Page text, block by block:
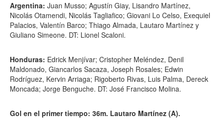
Argentina: Juan Musso; Agustín Giay, Lisandro Martínez,
Nicolás Otamendi, Nicolás Tagliafico; Giovani Lo Celso, Exequiel
Palacios, Valentín Barco; Thiago Almada, Lautaro Martínez y
Giuliano Simeone. DT: Lionel Scaloni.
Honduras: Edrick Menjívar; Cristopher Meléndez, Denil
Maldonado, Giancarlos Sacaza, Joseph Rosales; Edwin
Rodríguez, Kervin Arriaga; Rigoberto Rivas, Luis Palma, Dereck
Moncada; Jorge Benguche. DT: José Francisco Molina.
Gol en el primer tiempo: 36m. Lautaro Martínez (A).